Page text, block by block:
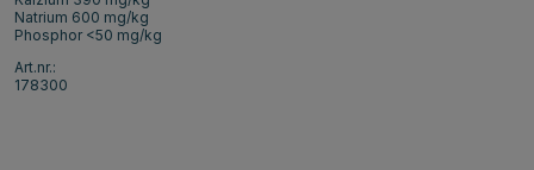
Natrium 600 mg/kg
Phosphor <50 mg/kg
Art.nr.:
178300